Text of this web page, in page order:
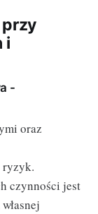
i
-
oraz
ryzyk.
czynności jest